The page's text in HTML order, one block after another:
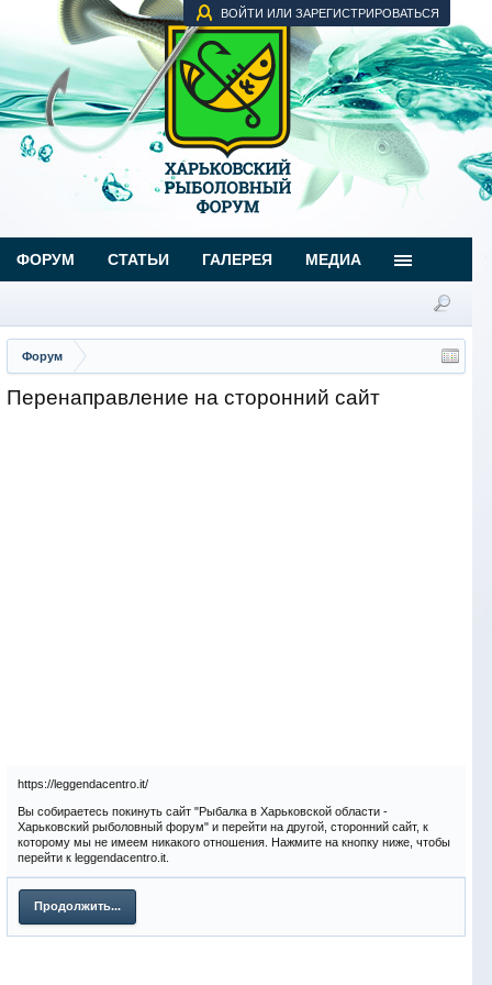
ВОЙТИ ИЛИ ЗАРЕГИСТРИРОВАТЬСЯ
Форум
Перенаправление на сторонний сайт
https://leggendacentro.it/
Вы собираетесь покинуть сайт "Рыбалка в Харьковской области -
Харьковский рыболовный форум" и перейти на другой, сторонний сайт, к
которому мы не имеем никакого отношения. Нажмите на кнопку ниже, чтобы
перейти к leggendacentro.it.
Продолжить...
ФОРУМ СТАТЬИ ГАЛЕРЕЯ МЕДИА